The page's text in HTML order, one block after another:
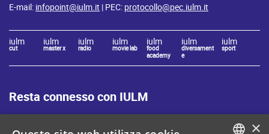
E-mail: infopoint@iulm.it | PEC: protocollo@pec.iulm.it
iulm
cut
iulm
master x
iulm
radio
iulm
movie lab
iulm
food
academy
iulm
diversament
e
iulm
sport
Resta connesso con IULM
×